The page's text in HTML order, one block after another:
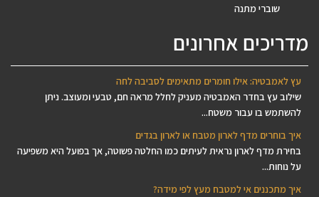
שוברי מתנה
מדריכים אחרונים
עץ לאמבטיה: אילו חומרים מתאימים לסביבה לחה
שילוב עץ בחדר האמבטיה מעניק לחלל מראה חם, טבעי ומעוצב. ניתן
להשתמש בו עבור משטח...
איך בוחרים מדף לארון מטבח או לארון בגדים
בחירת מדף לארון נראית לעיתים כמו החלטה פשוטה, אך בפועל היא משפיעה
על נוחות...
איך מתכננים אי למטבח מעץ לפי מידה?